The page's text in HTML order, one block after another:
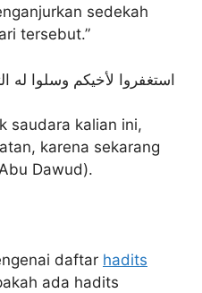
sedekah
tersebut.”
استغفروا لأخيكم وسلوا له
saudara kalian ini,
karena sekarang
Dawud).
daftar hadits
ada hadits